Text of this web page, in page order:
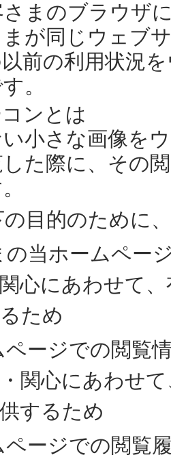
まのブラウザ
が同じウェブ
前の利用状況
。
ンとは
小さな画像を
た際に、その
の目的のために
の当ホームペー
心にあわせて
ため
ページでの閲覧
関心にあわせ
するため
ページでの閲覧